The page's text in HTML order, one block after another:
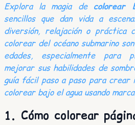
Explora la magia de colorear
sencillos que dan vida a
diversión, relajación o práctica
colorear del océano submarino
edades, especialmente para
mejorar sus habilidades de
guía fácil paso a paso para crear
colorear bajo el agua usando
1. Cómo colorear